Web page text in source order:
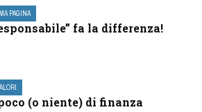
PAGINA
fa la differenza!
(o niente) di finanza